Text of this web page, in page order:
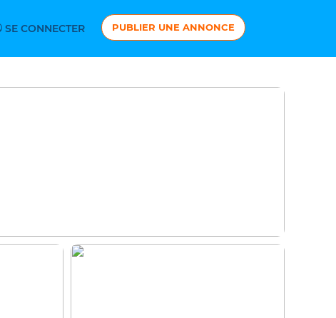
SE CONNECTER PUBLIER UNE ANNONCE